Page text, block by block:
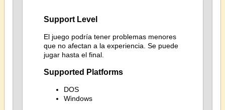
Support Level
El juego podría tener problemas menores
que no afectan a la experiencia. Se puede
jugar hasta el final.
Supported Platforms
DOS
Windows